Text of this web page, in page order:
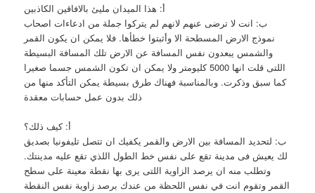
أ: هذا الميدان مليئ بالافاقين الكاذبين
ب: انت لا ترضى عنهم لانهم لم يتركوا جملة من ادعاءات اصحاب
نموذج الارض المسطحة الا وأثبتوا خطأها. فلا يمكن ان يكون القمر
والشمس يبعدون نفس المسافة عن الارض تلك المسافة البسيطة
اللتى قلت انها 5000 كليومتر ولا يمكن ان تكون الشمس جسما صغيرا
كما سبق وذكرت. وبالمناسبة فهناك طرق بسيطة يمكن التأكد منها من
ذلك بدون عمل حسابات معقدة
أ: كيف ذلك؟
ب: لتحديد المسافة بين الارض والقمر يكفيك ان تتصل تليفونيا بصديق
لك يعيش فى مدينة تقع على نفس خط الطول اللذي تقع عليه مدينتك.
وتطلب منه ان يرصد الزاوية اللتى يرى بها نقطة معينة على سطح
القمر وتقوم انت في نفس اللحظة من عندك برصد زاوية نفس النقطة